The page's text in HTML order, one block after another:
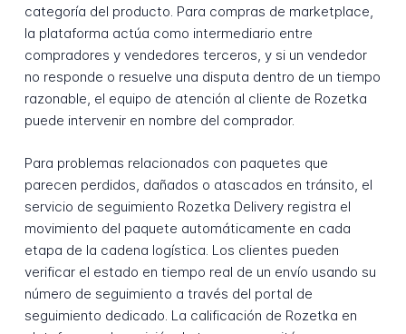
categoría del producto. Para compras de marketplace,
la plataforma actúa como intermediario entre
compradores y vendedores terceros, y si un vendedor
no responde o resuelve una disputa dentro de un tiempo
razonable, el equipo de atención al cliente de Rozetka
puede intervenir en nombre del comprador.
Para problemas relacionados con paquetes que
parecen perdidos, dañados o atascados en tránsito, el
servicio de seguimiento Rozetka Delivery registra el
movimiento del paquete automáticamente en cada
etapa de la cadena logística. Los clientes pueden
verificar el estado en tiempo real de un envío usando su
número de seguimiento a través del portal de
seguimiento dedicado. La calificación de Rozetka en